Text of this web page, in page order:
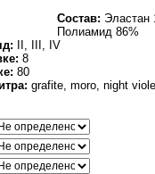
Состав: Эластан
Полиамид 86%
II, III, IV
8
80
grafite, moro, night